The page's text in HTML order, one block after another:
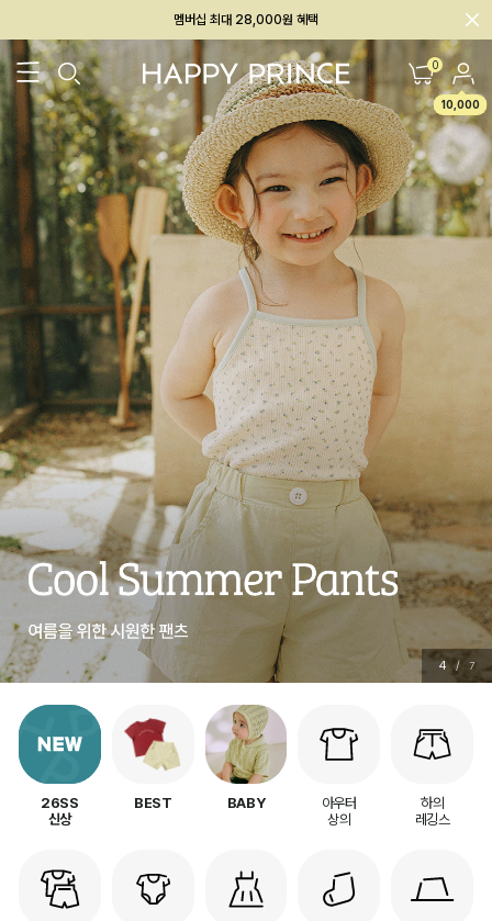
회원전용 아울렛, 가입하면 ~60% 할인!
멤버십 최대 28,000원 혜택 0
10,000
26SS 신상 BEST BABY[6~12M] 아우터/상의 하의/레깅스
5 / 7
26SS
신상
BEST BABY
아우터
상의
하의
레깅스